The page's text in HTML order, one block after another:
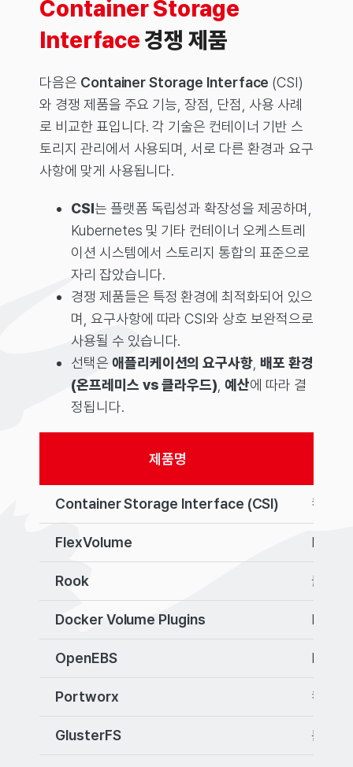
Container Storage
Interface경쟁 제품
다음은 Container Storage Interface (CSI)
와 경쟁 제품을 주요 기능, 장점, 단점, 사용 사례
로 비교한 표입니다. 각 기술은 컨테이너 기반 스
토리지 관리에서 사용되며, 서로 다른 환경과 요구
사항에 맞게 사용됩니다.
CSI는 플랫폼 독립성과 확장성을 제공하며,
Kubernetes 및 기타 컨테이너 오케스트레
이션 시스템에서 스토리지 통합의 표준으로
자리 잡았습니다.
경쟁 제품들은 특정 환경에 최적화되어 있으
며, 요구사항에 따라 CSI와 상호 보완적으로
사용될 수 있습니다.
선택은 애플리케이션의 요구사항 ,배포 환경
(온프레미스 vs 클라우드) ,예산에 따라 결
정됩니다.
제품명
Container Storage Interface (CSI) 컨테이
FlexVolume
Rook 클라
Docker Volume Plugins
OpenEBS
Portworx 컨테이
GlusterFS 분산